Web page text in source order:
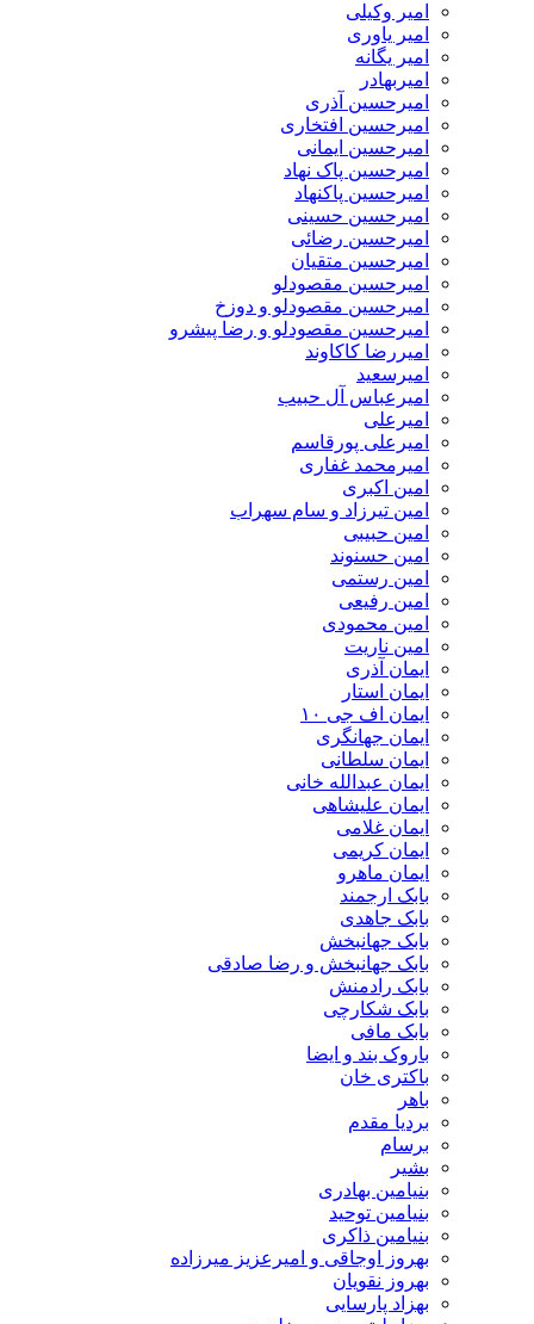
امیر وکیلی
امیر یاوری
امیر یگانه
امیربهادر
امیرحسین آذری
امیرحسین افتخاری
امیرحسین ایمانی
امیرحسین پاک نهاد
امیرحسین پاکنهاد
امیرحسین حسینی
امیرحسین رضائی
امیرحسین متقیان
امیرحسین مقصودلو
امیرحسین مقصودلو و دوزخ
امیرحسین مقصودلو و رضا پیشرو
امیررضا کاکاوند
امیرسعید
امیرعباس آل حبیب
امیرعلی
امیرعلی پورقاسم
امیرمحمد غفاری
امین اکبری
امین تیرزاد و سام سهراب
امین حبیبی
امین حسنوند
امین رستمی
امین رفیعی
امین محمودی
امین ناریت
ایمان آذری
ایمان استار
ایمان اف جی ۱۰
ایمان جهانگری
ایمان سلطانی
ایمان عبدالله خانی
ایمان علیشاهی
ایمان غلامی
ایمان کریمی
ایمان ماهرو
بابک ارجمند
بابک جاهدی
بابک جهانبخش
بابک جهانبخش و رضا صادقی
بابک رادمنش
بابک شکارچی
بابک مافی
باروک بند و ایضا
باکتری خان
باهر
بردیا مقدم
برسام
بشیر
بنیامین بهادری
بنیامین توحید
بنیامین ذاکری
بهروز اوجاقی و امیرعزیز میرزاده
بهروز نقویان
بهزاد پارسایی